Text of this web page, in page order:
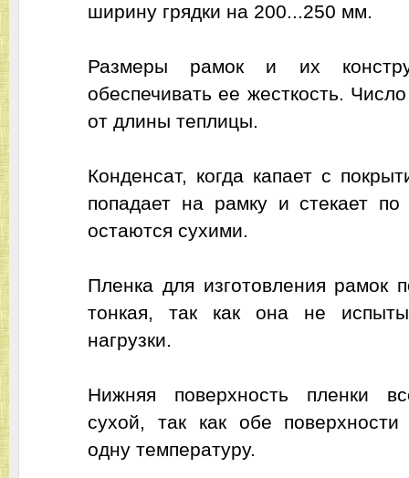
ширину грядки на 200...250 мм.
Размеры рамок и их
обеспечивать ее жесткость.
от длины теплицы.
Конденсат, когда капает с
попадает на рамку и стекает
остаются сухими.
Пленка для изготовления рамок
тонкая, так как она не
нагрузки.
Нижняя поверхность пленки
сухой, так как обе
одну температуру.